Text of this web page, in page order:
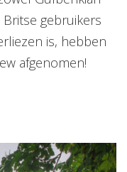
gebruikers
is, hebben
afgenomen!